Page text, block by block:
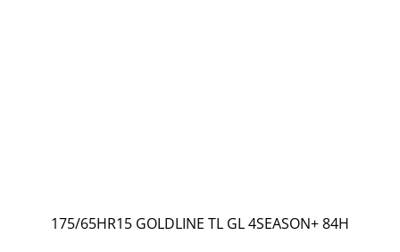
175/65HR15 GOLDLINE TL GL 4SEASON+ 84H